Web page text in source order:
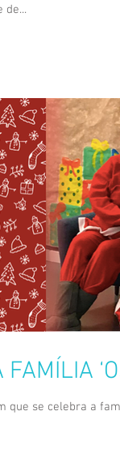
de...
que se celebra a